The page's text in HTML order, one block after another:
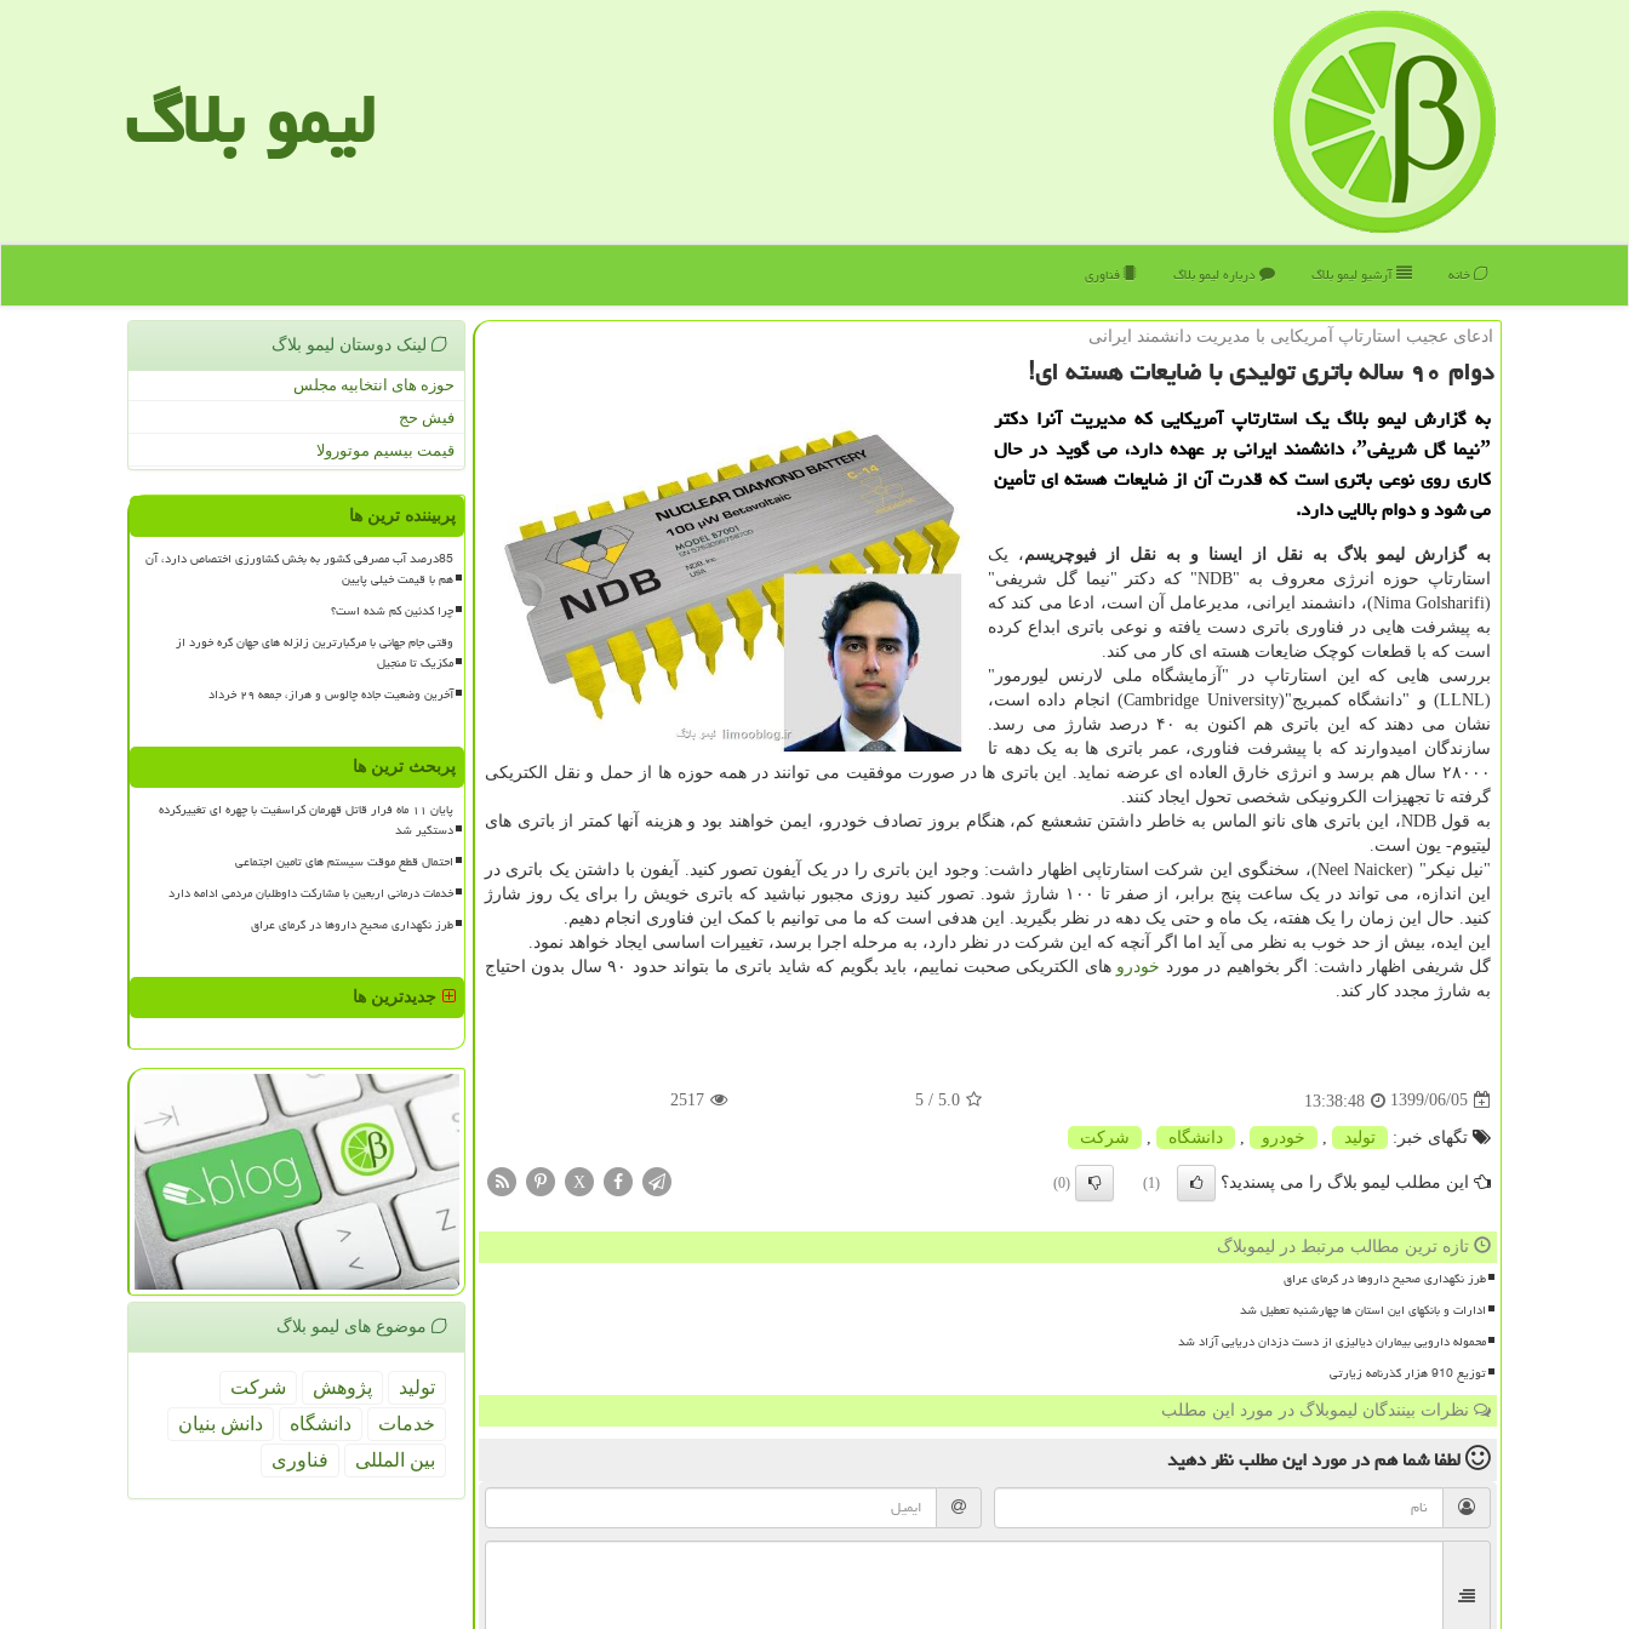
لیمو بلاگ
خانه آرشیو لیمو بلاگ درباره لیمو بلاگ فناوری
ادعای عجیب استارتاپ آمریكایی با مدیریت دانشمند ایرانی
دوام ۹۰ ساله باتری تولیدی با ضایعات هسته ای!
به گزارش لیمو بلاگ یك استارتاپ آمریكایی كه مدیریت آنرا دكتر
ˮنیما گل شریفیˮ، دانشمند ایرانی بر عهده دارد، می گوید در حال
كاری روی نوعی باتری است كه قدرت آن از ضایعات هسته ای تأمین
می شود و دوام بالایی دارد.
به گزارش لیمو بلاگ به نقل از ایسنا و به نقل از فیوچریسم، یک
استارتاپ حوزه انرژی معروف به "NDB" که دکتر "نیما گل شریفی"
(Nima Golsharifi)، دانشمند ایرانی، مدیرعامل آن است، ادعا می کند که
به پیشرفت هایی در فناوری باتری دست یافته و نوعی باتری ابداع کرده
است که با قطعات کوچک ضایعات هسته ای کار می کند.
بررسی هایی که این استارتاپ در "آزمایشگاه ملی لارنس لیورمور"
(LLNL) و "دانشگاه کمبریج"(Cambridge University) انجام داده است،
نشان می دهند که این باتری هم اکنون به ۴۰ درصد شارژ می رسد.
سازندگان امیدوارند که با پیشرفت فناوری، عمر باتری ها به یک دهه تا
۲۸۰۰۰ سال هم برسد و انرژی خارق العاده ای عرضه نماید. این باتری ها در صورت موفقیت می توانند در همه حوزه ها از حمل و نقل الکتریکی
گرفته تا تجهیزات الکرونیکی شخصی تحول ایجاد کنند.
به قول NDB، این باتری های نانو الماس به خاطر داشتن تشعشع کم، هنگام بروز تصادف خودرو، ایمن خواهند بود و هزینه آنها کمتر از باتری های
لیتیوم- یون است.
"نیل نیکر" (Neel Naicker)، سخنگوی این شرکت استارتاپی اظهار داشت: وجود این باتری را در یک آیفون تصور کنید. آیفون با داشتن یک باتری در
این اندازه، می تواند در یک ساعت پنج برابر، از صفر تا ۱۰۰ شارژ شود. تصور کنید روزی مجبور نباشید که باتری خویش را برای یک روز شارژ
کنید. حال این زمان را یک هفته، یک ماه و حتی یک دهه در نظر بگیرید. این هدفی است که ما می توانیم با کمک این فناوری انجام دهیم.
این ایده، بیش از حد خوب به نظر می آید اما اگر آنچه که این شرکت در نظر دارد، به مرحله اجرا برسد، تغییرات اساسی ایجاد خواهد نمود.
گل شریفی اظهار داشت: اگر بخواهیم در مورد خودرو
های الکتریکی صحبت نماییم، باید بگویم که شاید باتری ما بتواند حدود ۹۰ سال بدون احتیاج
به شارژ مجدد کار کند.
1399/06/05
13:38:48
5.0
/ 5
2517
تگهای خبر: تولید خودرو دانشگاه شركت
این مطلب لیمو بلاگ را می پسندید؟ (1)
(0)
X
تازه ترین مطالب مرتبط در لیموبلاگ
طرز نگهداری صحیح داروها در گرمای عراق
ادارات و بانکهای این استان ها چهارشنبه تعطیل شد
محموله دارویی بیماران دیالیزی از دست دزدان دریایی آزاد شد
توزیع 910 هزار گذرنامه زیارتی
نظرات بینندگان لیموبلاگ در مورد این مطلب
لطفا شما همدر مورد این مطلبنظر دهید
لینک دوستان لیمو بلاگ
حوزه های انتخابیه مجلس
فیش حج
قیمت بیسیم موتورولا
پربیننده ترین ها
85درصد آب مصرفی کشور به بخش کشاورزی اختصاص دارد، آن
هم با قیمت خیلی پایین
چرا کدئین کم شده است؟
وقتی جام جهانی با مرگبارترین زلزله های جهان گره خورد از
مکزیک تا منجیل
آخرین وضعیت جاده چالوس و هراز، جمعه ۲۹ خرداد
پربحث ترین ها
پایان ۱۱ ماه فرار قاتل قهرمان کراسفیت با چهره ای تغییرکرده
دستگیر شد
احتمال قطع موقت سیستم های تامین اجتماعی
خدمات درمانی اربعین با مشارکت داوطلبان مردمی ادامه دارد
طرز نگهداری صحیح داروها در گرمای عراق
جدیدترین ها
موضوع های لیمو بلاگ
تولید پژوهش
شركت
خدمات
دانشگاه
دانش بنیان
بین المللی
فناوری